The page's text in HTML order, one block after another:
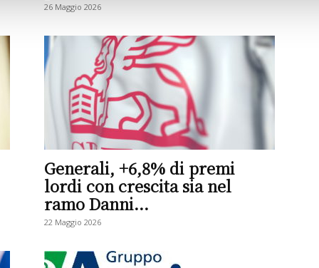
26 Maggio 2026
Generali, +6,8% di premi
lordi con crescita sia nel
ramo Danni...
22 Maggio 2026